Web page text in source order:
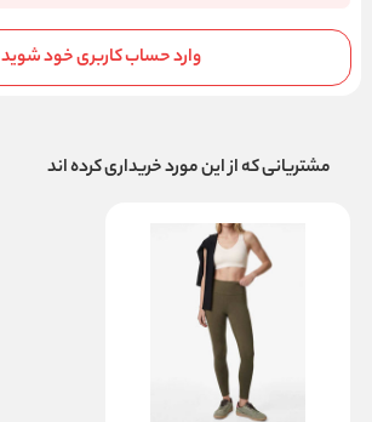
وارد حساب کاربری خود شوید
مشتریانی که از این مورد خریداری کرده اند